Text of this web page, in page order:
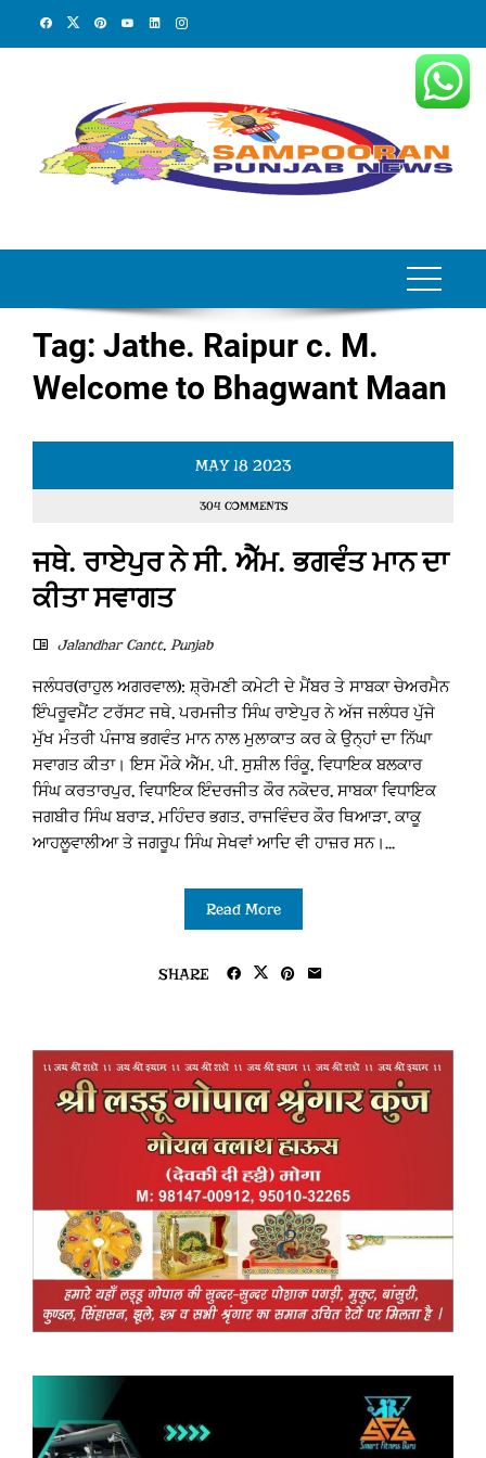
Tag: Jathe. Raipur c. M.
Welcome to Bhagwant Maan
MAY 18 2023
304 COMMENTS
ਜਥੇ. ਰਾਏਪੁਰ ਨੇ ਸੀ. ਐੱਮ. ਭਗਵੰਤ ਮਾਨ ਦਾ
ਕੀਤਾ ਸਵਾਗਤ
Jalandhar Cantt, Punjab
ਜਲੰਧਰ(ਰਾਹੁਲ ਅਗਰਵਾਲ): ਸ਼੍ਰੋਮਣੀ ਕਮੇਟੀ ਦੇ ਮੈਂਬਰ ਤੇ ਸਾਬਕਾ ਚੇਅਰਮੈਨ
ਇੰਪਰੂਵਮੈਂਟ ਟਰੱਸਟ ਜਥੇ, ਪਰਮਜੀਤ ਸਿੰਘ ਰਾਏਪੁਰ ਨੇ ਅੱਜ ਜਲੰਧਰ ਪੁੱਜੇ
ਮੁੱਖ ਮੰਤਰੀ ਪੰਜਾਬ ਭਗਵੰਤ ਮਾਨ ਨਾਲ ਮੁਲਾਕਾਤ ਕਰ ਕੇ ਉਨ੍ਹਾਂ ਦਾ ਨਿੱਘਾ
ਸਵਾਗਤ ਕੀਤਾ। ਇਸ ਮੌਕੇ ਐੱਮ. ਪੀ. ਸੁਸ਼ੀਲ ਰਿੰਕੂ, ਵਿਧਾਇਕ ਬਲਕਾਰ
ਸਿੰਘ ਕਰਤਾਰਪੁਰ, ਵਿਧਾਇਕ ਇੰਦਰਜੀਤ ਕੌਰ ਨਕੋਦਰ, ਸਾਬਕਾ ਵਿਧਾਇਕ
ਜਗਬੀਰ ਸਿੰਘ ਬਰਾੜ, ਮਹਿੰਦਰ ਭਗਤ, ਰਾਜਵਿੰਦਰ ਕੌਰ ਥਿਆੜਾ, ਕਾਕੂ
ਆਹਲੂਵਾਲੀਆ ਤੇ ਜਗਰੂਪ ਸਿੰਘ ਸੇਖਵਾਂ ਆਦਿ ਵੀ ਹਾਜ਼ਰ ਸਨ।...
Read More
SHARE